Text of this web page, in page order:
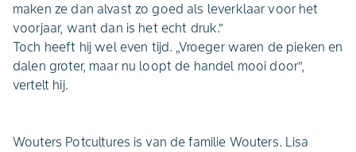
maken ze dan alvast zo goed als leverklaar voor het
voorjaar, want dan is het echt druk.”
Toch heeft hij wel even tijd. „Vroeger waren de pieken en
dalen groter, maar nu loopt de handel mooi door”,
vertelt hij.
Wouters Potcultures is van de familie Wouters. Lisa